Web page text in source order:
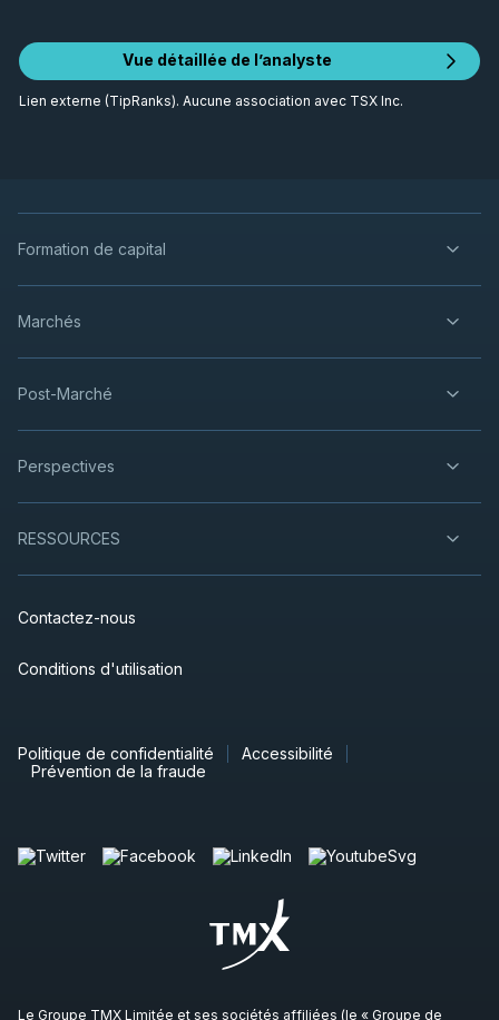
Vue détaillée de l’analyste
Lien externe (TipRanks). Aucune association avec TSX Inc.
Formation de capital
Marchés
Post-Marché
Perspectives
RESSOURCES
Contactez-nous
Conditions d'utilisation
Politique de confidentialité
Accessibilité
Prévention de la fraude
Le Groupe TMX Limitée et ses sociétés affiliées (le « Groupe de